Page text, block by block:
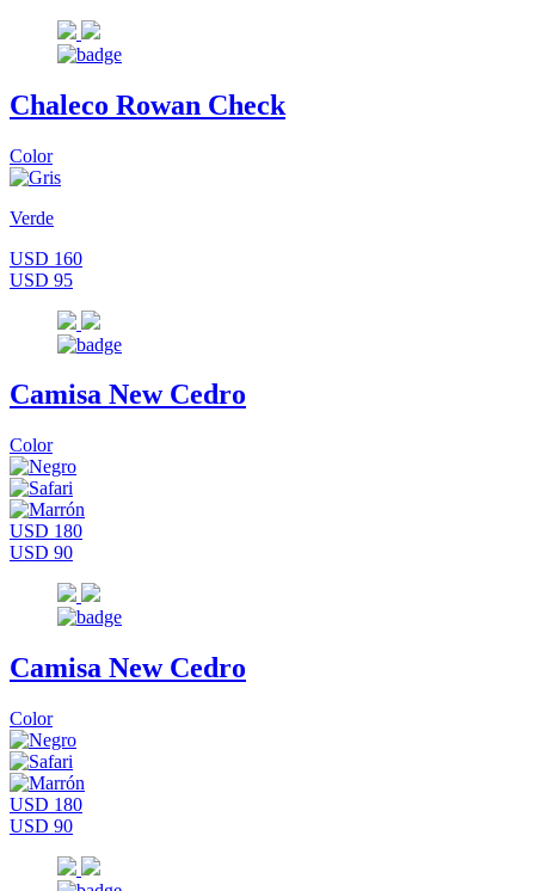
Chaleco Rowan Check
Color
Verde
USD 160
USD 95
Camisa New Cedro
Color
USD 180
USD 90
Camisa New Cedro
Color
USD 180
USD 90